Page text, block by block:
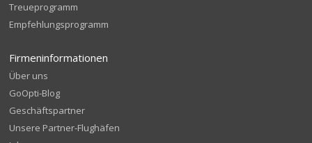
Treueprogramm
Empfehlungsprogramm
Firmeninformationen
Über uns
GoOpti-Blog
Geschäftspartner
Unsere Partner-Flughäfen